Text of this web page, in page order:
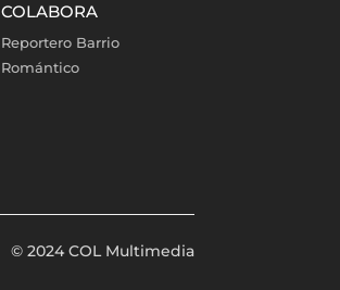
COLABORA
Reportero Barrio
Romántico
© 2024 COL Multimedia